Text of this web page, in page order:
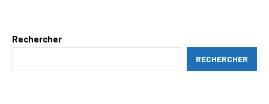
Rechercher
RECHERCHER